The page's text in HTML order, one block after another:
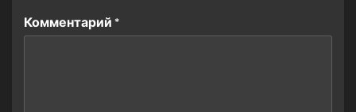
Комментарий *